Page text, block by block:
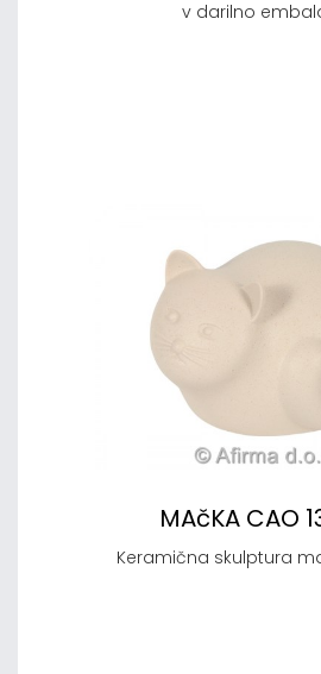
v darilno
MAčKA CAO
Keramična skulptura